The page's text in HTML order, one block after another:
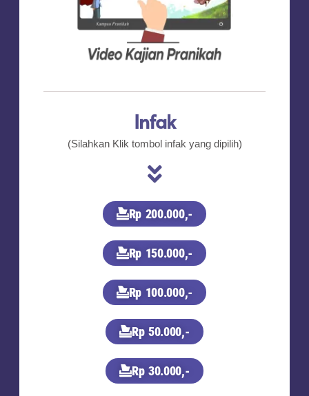
Infak
(Silahkan Klik tombol infak yang dipilih)
Rp 200.000,-
Rp 150.000,-
Rp 100.000,-
Rp 50.000,-
Rp 30.000,-